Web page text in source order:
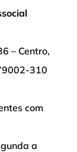
– Centro,
310
com
a